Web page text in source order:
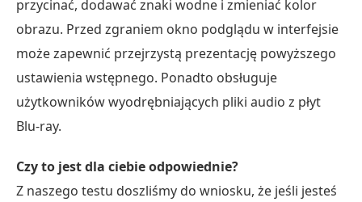
przycinać, dodawać znaki wodne i zmieniać kolor
obrazu. Przed zgraniem okno podglądu w interfejsie
może zapewnić przejrzystą prezentację powyższego
ustawienia wstępnego. Ponadto obsługuje
użytkowników wyodrębniających pliki audio z płyt
Blu-ray.
Czy to jest dla ciebie odpowiednie?
Z naszego testu doszliśmy do wniosku, że jeśli jesteś